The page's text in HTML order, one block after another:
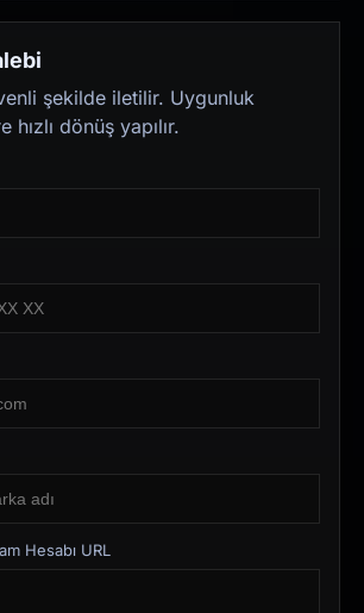
şekilde iletilir. Uygunluk
dönüş yapılır.
Hesabı URL